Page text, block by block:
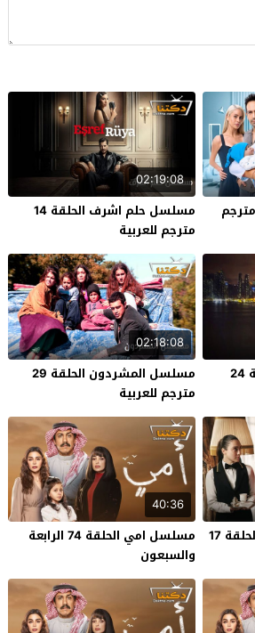
مسلسل بهار الحلقة 50 مترجم
02:19:08
مسلسل حلم اشرف الحلقة 14
مترجم للعربية
مسلسل دين الروح الحلقة 24
02:18:08
مسلسل المشردون الحلقة 29
مترجم للعربية
مسلسل اذا خسر الملك الحلقة 17
40:36
مسلسل امي الحلقة 74 الرابعة
والسبعون